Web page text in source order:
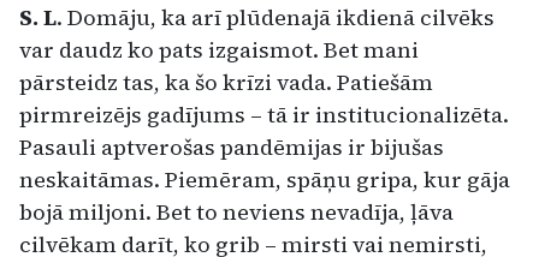
S. L. Domāju, ka arī plūdenajā ikdienā cilvēks
var daudz ko pats izgaismot. Bet mani
pārsteidz tas, ka šo krīzi vada. Patiešām
pirmreizējs gadījums – tā ir institucionalizēta.
Pasauli aptverošas pandēmijas ir bijušas
neskaitāmas. Piemēram, spāņu gripa, kur gāja
bojā miljoni. Bet to neviens nevadīja, ļāva
cilvēkam darīt, ko grib – mirsti vai nemirsti,